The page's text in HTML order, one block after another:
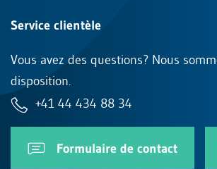
Service clientèle
Vous avez des questions? Nous
disposition.
+41 44 434 88 34
Formulaire de contact